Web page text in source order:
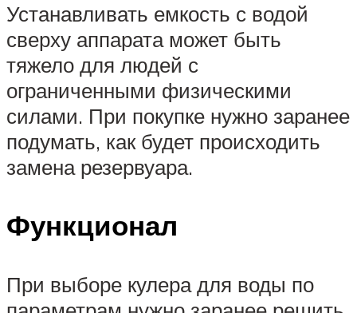
Устанавливать емкость с водой
сверху аппарата может быть
тяжело для людей с
ограниченными физическими
силами. При покупке нужно заранее
подумать, как будет происходить
замена резервуара.
Функционал
При выборе кулера для воды по